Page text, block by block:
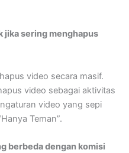
jika sering menghapus
video secara masif.
video sebagai aktivitas
video yang sepi
Teman”.
berbeda dengan komisi